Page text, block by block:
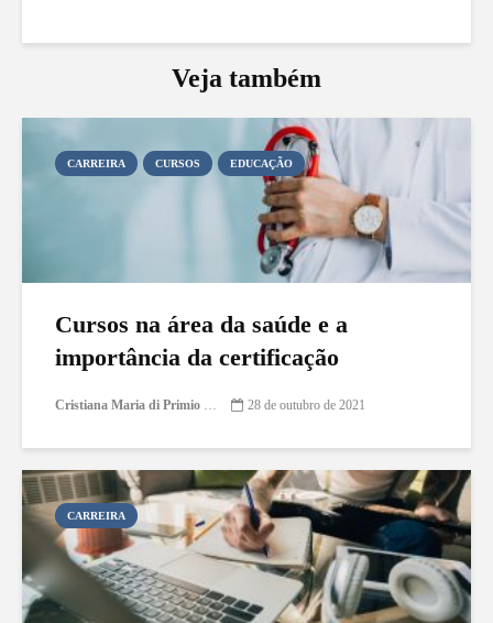
Veja também
CARREIRA CURSOS EDUCAÇÃO
Cursos na área da saúde e a
importância da certificação
28 de outubro de 2021
CARREIRA